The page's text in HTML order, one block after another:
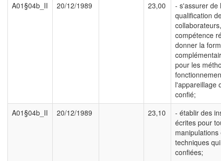
A01§04b_II
20/12/1989 23,00
- s'assurer de
qualification
compétence
donner la
pour les
l'appareillage
confié;
A01§04b_II
20/12/1989 23,10
- établir des
écrites pour
manipulations
techniques
confiées;